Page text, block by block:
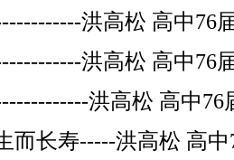
洪高松 高中76
洪高松 高中76
洪高松 高中
而长寿-----洪高松 高